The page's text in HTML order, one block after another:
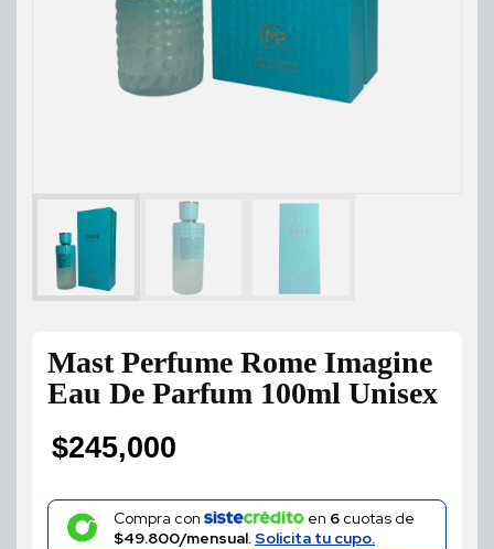
Mast Perfume Rome Imagine
Eau De Parfum 100ml Unisex
$245,000
Compra con en 6cuotas de
$49.800/mensual.Solicita tu cupo.